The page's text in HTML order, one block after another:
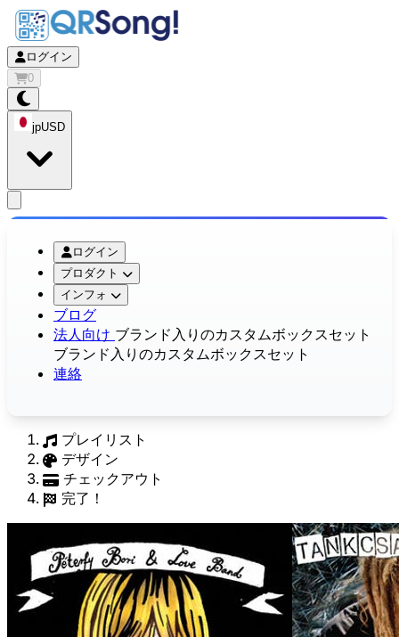
ログイン
0
jpUSD
ログイン
プロダクト
インフォ
ブログ
法人向け ブランド入りのカスタムボックスセット
ブランド入りのカスタムボックスセット
連絡
プレイリスト
デザイン
チェックアウト
完了！